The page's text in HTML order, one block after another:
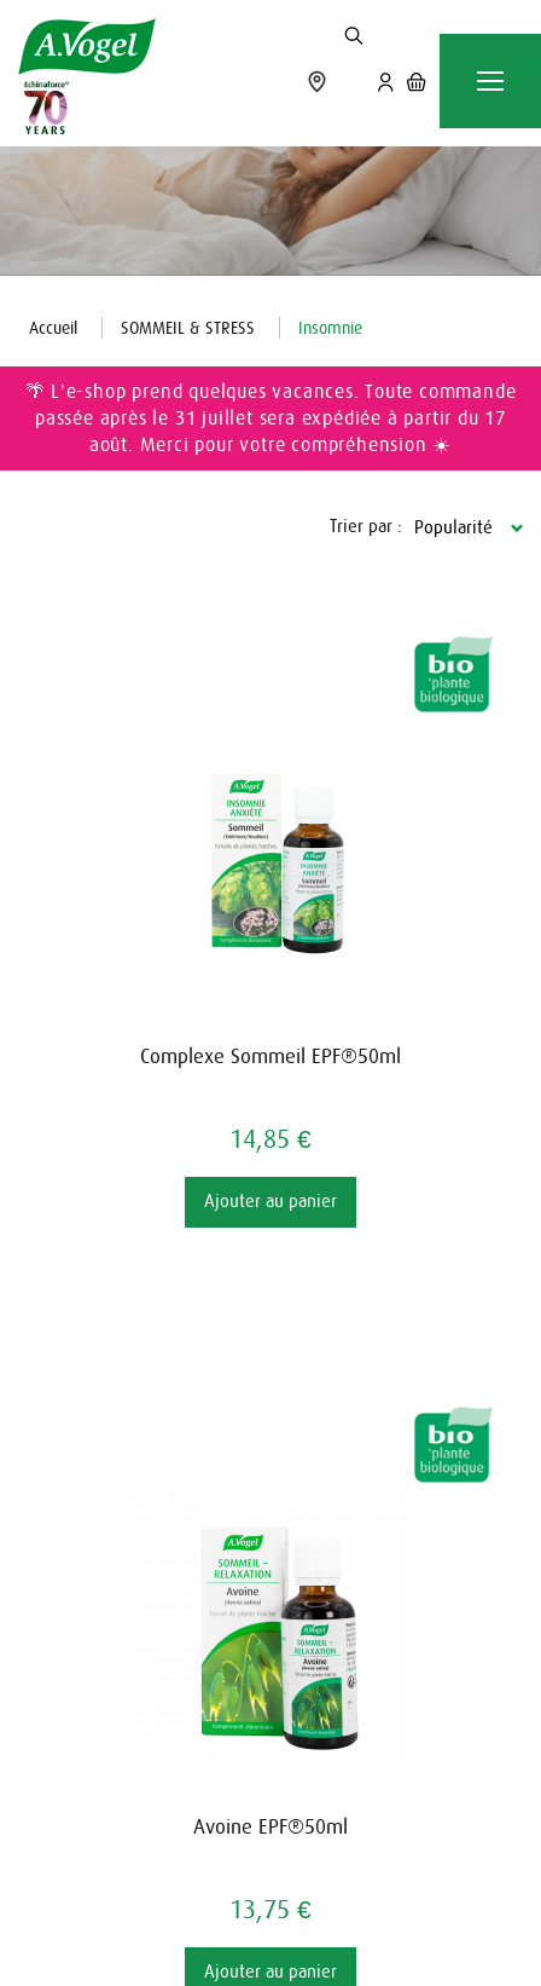
Accueil SOMMEIL & STRESS Insomnie
🌴 L'e-shop prend quelques vacances. Toute commande
passée après le 31 juillet sera expédiée à partir du 17
août. Merci pour votre compréhension ☀️
Popularité
Trier par :
Complexe Sommeil EPF®50ml
14,85 €
Ajouter au panier
Avoine EPF®50ml
13,75 €
Ajouter au panier